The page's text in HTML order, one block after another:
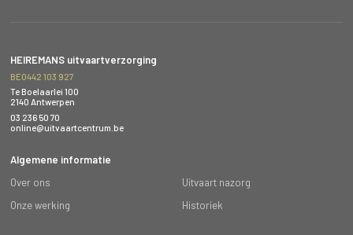
HEIREMANS uitvaartverzorging
BE0442 103 927
Te Boelaarlei 100
2140 Antwerpen
03 236 50 70
online@uitvaartcentrum.be
Algemene informatie
Over ons
Uitvaart nazorg
Onze werking
Historiek